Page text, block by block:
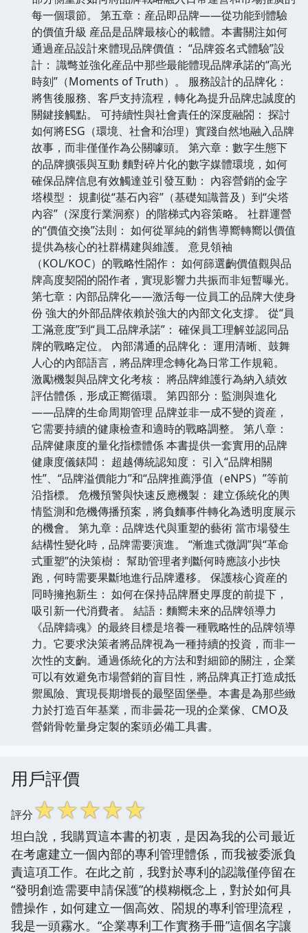
每一個環節。 第五章：産品即品牌——從功能到體驗
的價值升級 産品是品牌最核心的載體。本書關注如何
通過産品設計來體現品牌價值： “品牌簽名式體驗”設
計： 識彆並強化産品中那些最能體現品牌承諾的“高光
時刻”（Moments of Truth）。 服務設計的品牌化：
將售後服務、客戶支持流程，轉化為提升品牌忠誠度的
關鍵接觸點。 可持續性與社會責任的深度融閤： 探討
如何將ESG（環境、社會和治理）實踐自然地融入品牌
故事，而非僅僅作為公關噱頭。 第六章：數字生態下
的品牌擴張與互動 麵對碎片化的數字媒體環境，如何
確保品牌信息有效觸達並引發互動： 內容營銷的金字
塔模型： 規劃從“基石內容”（基礎知識普及）到“尖塔
內容”（深度行業洞察）的階梯式內容策略。 社群運營
的“價值交換”法則： 如何從單純的銷售導嚮轉嚮以價值
提供為核心的社群構建與維護。 意見領袖
（KOL/KOC）的戰略性閤作： 如何篩選齣價值觀與品
牌高度契閤的閤作者，實現影響力共振而非短暫曝光。
第七章：內部品牌化——激活每一位員工的品牌大使身
份 強大的外部品牌依賴於強大的內部文化支撐。 從“員
工滿意度”到“員工品牌承諾”： 確保員工理解並認同品
牌的戰略定位。 內部溝通的品牌化： 運用清晰、鼓舞
人心的內部語言，將品牌理念轉化為日常工作規範。
激勵機製與品牌文化考核： 將品牌維護行為納入績效
評估體係，形成正嚮循環。 第四部分：監測與進化
——品牌的生命周期管理 品牌並非一成不變的資産，
它需要持續的健康檢查和適時的戰略調整。 第八章：
品牌健康度的量化指標體係 本書提供一套實用的品牌
健康度儀錶闆： 超越傳統認知度： 引入“品牌相關
性”、“品牌溢價能力”和“品牌推薦淨值（eNPS）”等前
沿指標。 危機預警與快速反應機製： 建立係統化的輿
情監測和危機傳播預案，將負麵事件轉化為透明度展示
的機會。 第九章：品牌迭代與重塑的藝術 當市場發生
結構性變化時，品牌需要演進。 “漸進式微調”與“革命
式重塑”的決策樹： 幫助管理者判斷何時應該小步快
跑，何時需要果斷地進行品牌遷移。 保護核心資産的
同時擁抱新生： 如何在保持品牌曆史厚度的前提下，
吸引新一代消費者。 結語：麵嚮未來的品牌領導力
《品牌鑄魂》的最終目標是培養一種戰略性的品牌領導
力。它要求決策者將品牌視為一種持續的投資，而非一
次性的支齣。通過係統化的方法和對細節的關注，企業
可以有效避免市場營銷的盲目性，將品牌真正打造成抵
禦風險、實現長期增長的最堅固堡壘。本書是為那些緻
力於打造百年基業，而非曇花一現的企業傢、CMO及
營銷骨乾量身定製的案頭必備工具書。
用戶評價
評分☆☆☆☆☆
坦白說，我購買這本書的初衷，是因為我的公司最近
在考慮建立一個內部的專利管理體係，而我被委派負
責這項工作。在此之前，我對於專利的認識僅停留在
“發明創造需要申請保護”的模糊概念上，對於如何具
體操作，如何建立一個高效、閤規的專利管理流程，
我是一頭霧水。“企業專利工作實務手冊”這個名字讓